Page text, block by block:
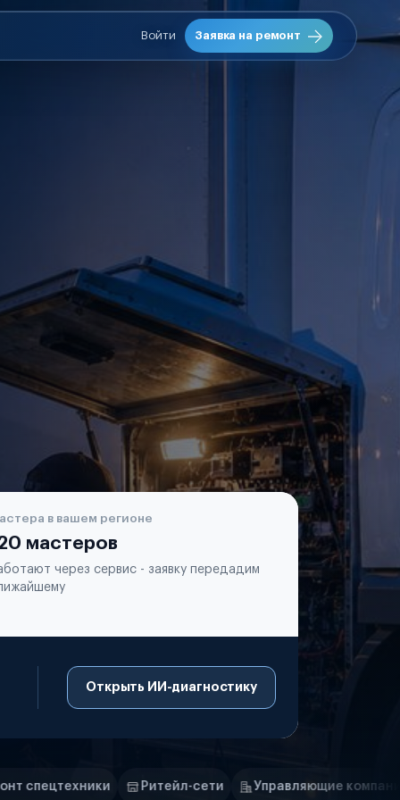
Войти Заявка на ремонт
в вашем регионе
мастеров
через сервис - заявку передадим
Открыть ИИ-диагностику
Ритейл-сети Управляющие компании Страховые